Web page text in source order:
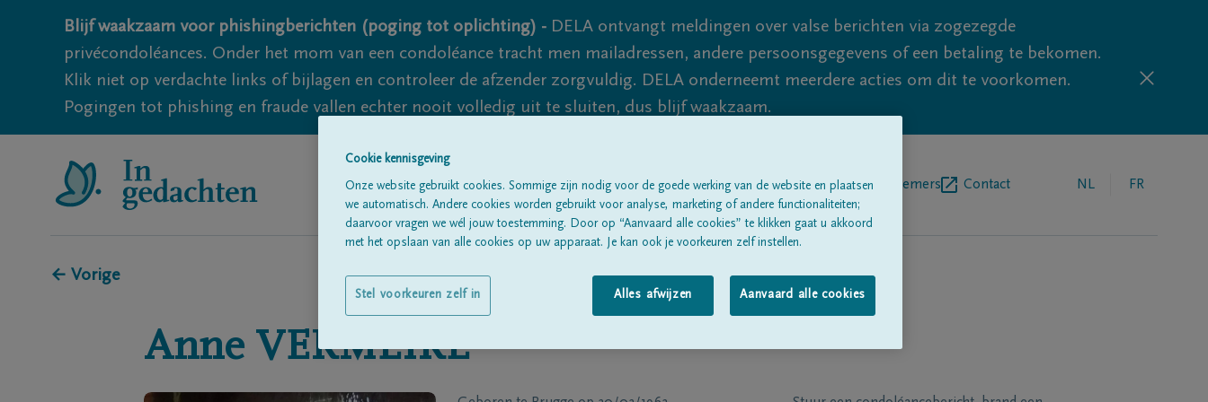
Blijf waakzaam voor phishingberichten (poging tot oplichting) - DELA ontvangt meldingen over valse berichten via zogezegde
privécondoléances. Onder het mom van een condoléance tracht men mailadressen, andere persoonsgegevens of een betaling te bekomen.
Klik niet op verdachte links of bijlagen en controleer de afzender zorgvuldig. DELA onderneemt meerdere acties om dit te voorkomen.
Pogingen tot phishing en fraude vallen echter nooit volledig uit te sluiten, dus blijf waakzaam.
Alle rouwberichtenOver onsBegrafenisondernemers Contact NL FR
← Vorige
Anne VERMEIRE
Cookie kennisgeving
Onze website gebruikt cookies. Sommige zijn nodig voor de goede werking van de website en plaatsen
we automatisch. Andere cookies worden gebruikt voor analyse, marketing of andere functionaliteiten;
daarvoor vragen we wél jouw toestemming. Door op “Aanvaard alle cookies” te klikken gaat u akkoord
met het opslaan van alle cookies op uw apparaat. Je kan ook je voorkeuren zelf instellen.
Alles afwijzen Aanvaard alle cookies
Stel voorkeuren zelf in